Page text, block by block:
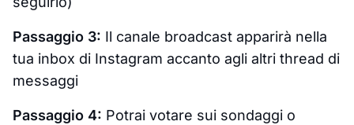
Passaggio 3: Il canale broadcast apparirà nella
tua inbox di Instagram accanto agli altri thread di
messaggi
Passaggio 4: Potrai votare sui sondaggi o